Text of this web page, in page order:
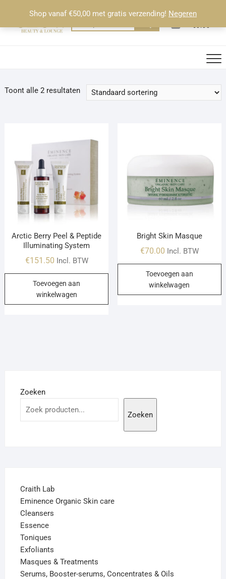
Shop vanaf €50,00 met gratis verzending! Negeren
de
naar:
0
Totaal
€0.00
Toont alle 2 resultaten
Arctic Berry Peel & Peptide
Illuminating System
€151.50 Incl. BTW
Toevoegen aan
winkelwagen
Bright Skin Masque
€70.00 Incl. BTW
Toevoegen aan
winkelwagen
Zoeken
Zoeken
Craith Lab
Eminence Organic Skin care
Cleansers
Essence
Toniques
Exfoliants
Masques & Treatments
Serums, Booster-serums, Concentrates & Oils